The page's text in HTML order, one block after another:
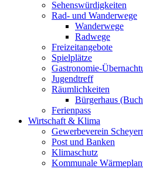
Sehenswürdigkeiten
Rad- und Wanderwege
Wanderwege
Radwege
Freizeitangebote
Spielplätze
Gastronomie-
Jugendtreff
Räumlichkeiten
Bürgerhaus
Ferienpass
Wirtschaft & Klima
Gewerbeverein
Post und Banken
Klimaschutz
Kommunale